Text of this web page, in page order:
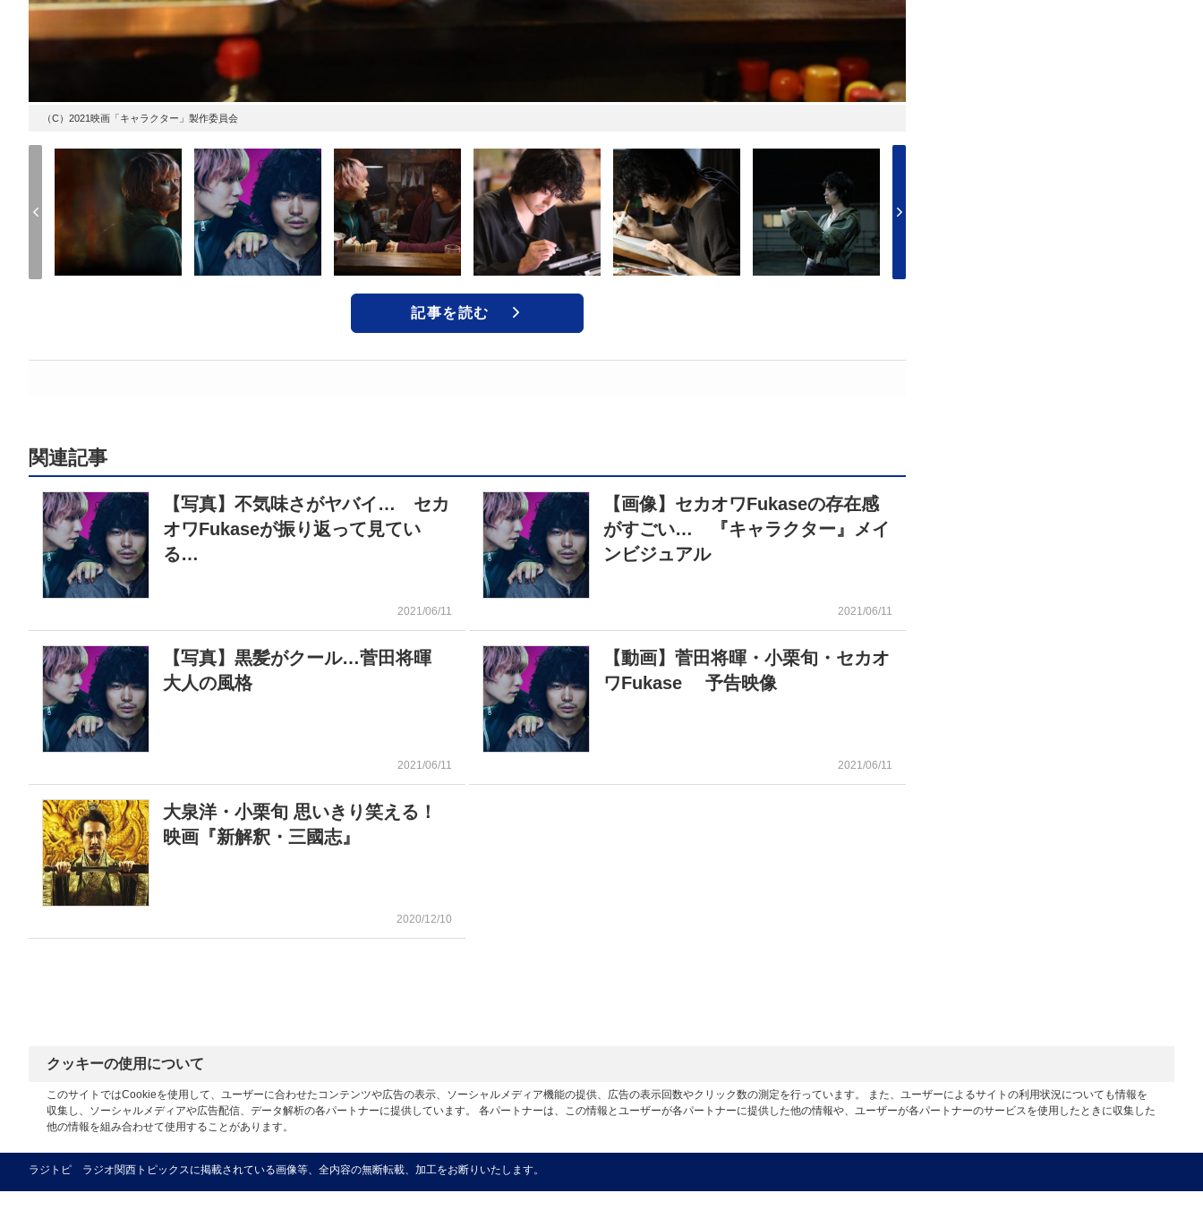
（C）2021映画「キャラクター」製作委員会
記事を読む
関連記事
【写真】不気味さがヤバイ… セカ
オワFukaseが振り返って見てい
る…
2021/06/11
【画像】セカオワFukaseの存在感
がすごい… 『キャラクター』メイ
ンビジュアル
2021/06/11
【写真】黒髪がクール…菅田将暉
大人の風格
2021/06/11
【動画】菅田将暉・小栗旬・セカオ
ワFukase 予告映像
2021/06/11
大泉洋・小栗旬 思いきり笑える！
映画『新解釈・三國志』
2020/12/10
クッキーの使用について
このサイトではCookieを使用して、ユーザーに合わせたコンテンツや広告の表示、ソーシャルメディア機能の提供、広告の表示回数やクリック数の測定を行っています。 また、ユーザーによるサイトの利用状況についても情報を
収集し、ソーシャルメディアや広告配信、データ解析の各パートナーに提供しています。 各パートナーは、この情報とユーザーが各パートナーに提供した他の情報や、ユーザーが各パートナーのサービスを使用したときに収集した
他の情報を組み合わせて使用することがあります。
ラジトピ ラジオ関西トピックスに掲載されている画像等、全内容の無断転載、加工をお断りいたします。